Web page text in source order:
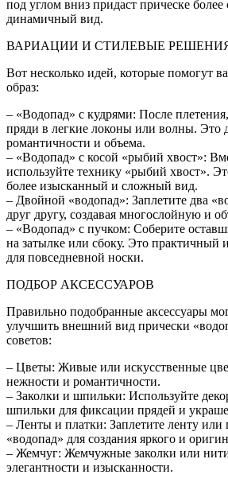
под углом вниз придаст прическе
динамичный вид.
ВАРИАЦИИ И СТИЛЕВЫЕ
Вот несколько идей, которые помогут
образ:
– «Водопад» с кудрями: После
пряди в легкие локоны или волны. Это
романтичности и объема.
– «Водопад» с косой «рыбий хвост»:
используйте технику «рыбий хвост».
более изысканный и сложный вид.
– Двойной «водопад»: Заплетите два
друг другу, создавая многослойную и
– «Водопад» с пучком: Соберите
на затылке или сбоку. Это практичный
для повседневной носки.
ПОДБОР АКСЕССУАРОВ
Правильно подобранные аксессуары
улучшить внешний вид прически
советов:
– Цветы: Живые или искусственные
нежности и романтичности.
– Заколки и шпильки: Используйте
шпильки для фиксации прядей и
– Ленты и платки: Заплетите ленту или
«водопад» для создания яркого и
– Жемчуг: Жемчужные заколки или
элегантности и изысканности.